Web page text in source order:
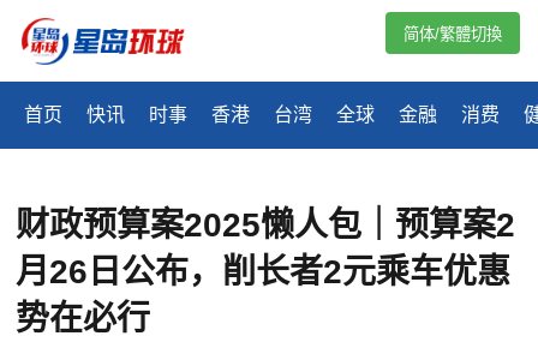
首页 快讯 时事 香港 台湾 全球 金融 消费
简体/繁體切換
财政预算案2025懒人包｜预算案2
月26日公布，削长者2元乘车优惠
势在必行